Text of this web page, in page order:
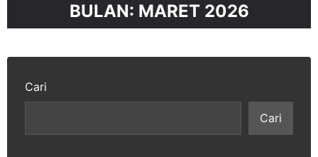
BULAN: MARET 2026
Cari
Cari